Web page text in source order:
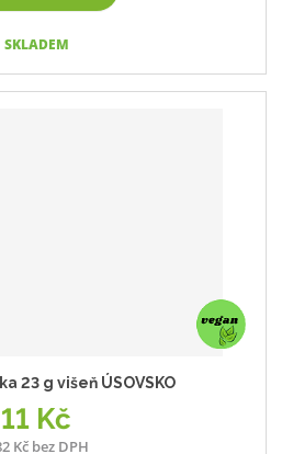
SKLADEM
23 g višeň ÚSOVSKO
11 Kč
Kč bez DPH